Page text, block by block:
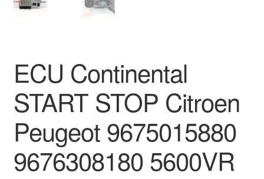
Σχετικά με εμάς
ECU Continental
START STOP Citroen
Peugeot 9675015880
9676308180 5600VR